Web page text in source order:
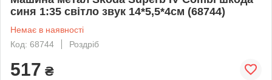
синя 1:35 світло звук 14*5,5*4см (68744)
Немає в наявності
Код: 68744
Роздріб
517 ₴